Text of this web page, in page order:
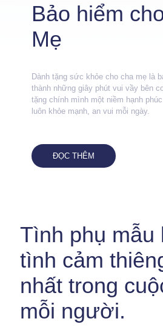
Bảo hiểm
Mẹ
Dành tặng sức khỏe cho cha mẹ là
thành những giây phút vui vầy bên
tặng chính mình một niềm hạnh
luôn khỏe mạnh, an vui mỗi ngày.
ĐỌC THÊM
Tình phụ mẫu
tình cảm
nhất trong
mỗi người.